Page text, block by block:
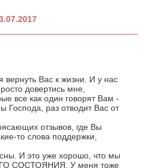
вернуть Вас к жизни. И у нас
довертись мне,
все как один говорят Вам -
раз отводит Вас от
отзывов, где Вы
то слова поддержки,
И это уже хорошо, что мы
СОСТОЯНИЯ. У меня тоже